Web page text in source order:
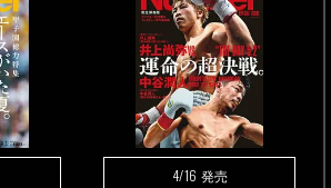
4/16 発売